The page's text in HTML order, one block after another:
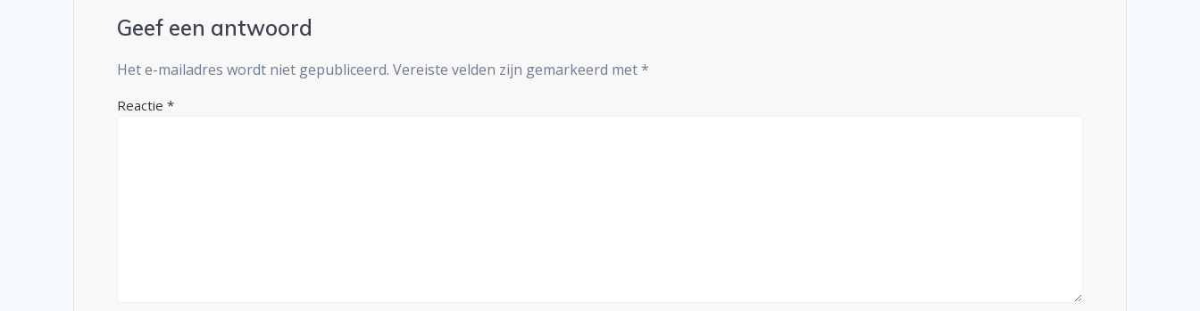
Geef een antwoord
Het e-mailadres wordt niet gepubliceerd. Vereiste velden zijn gemarkeerd met*
Reactie*